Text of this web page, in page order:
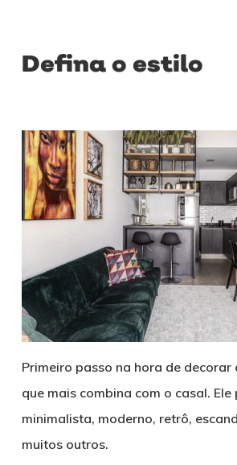
Defina o estilo
Primeiro passo na hora de decorar
que mais combina com o casal. Ele
minimalista, moderno, retrô,
muitos outros.